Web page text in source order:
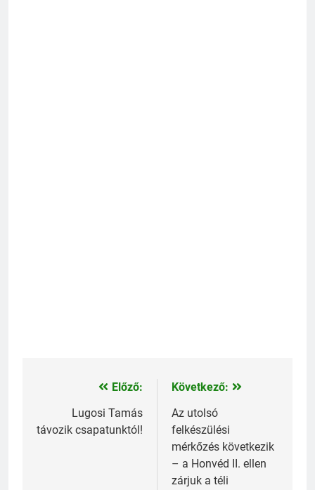
Bejegyzés
navigáció
Előző:
Lugosi Tamás
távozik csapatunktól!
Következő:
Az utolsó
felkészülési
mérkőzés következik
– a Honvéd II. ellen
zárjuk a téli